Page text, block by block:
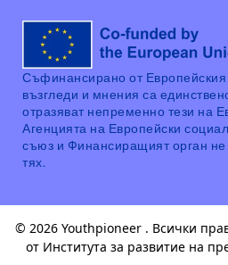
Съфинансирано от
възгледи и мнения са
отразяват непременно тези на
Агенцията на Европейски
съюз и Финансиращият орган не
тях.
© 2026 Youthpioneer . Всички
от Института за развитие на